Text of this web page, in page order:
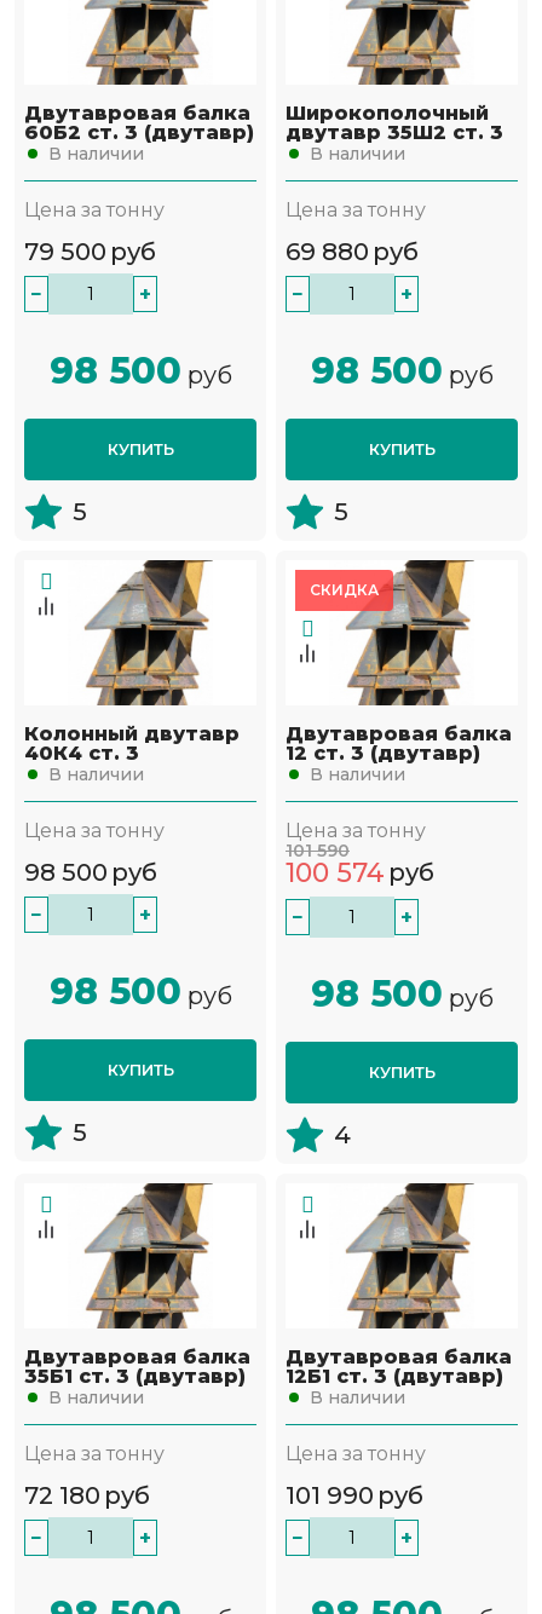
Двутавровая балка
60Б2 ст. 3 (двутавр)
В наличии
Цена за тонну
79 500 руб
− +
98 500 руб
КУПИТЬ
5
Широкополочный
двутавр 35Ш2 ст. 3
В наличии
Цена за тонну
69 880 руб
− +
98 500 руб
КУПИТЬ
5
Колонный двутавр
40К4 ст. 3
В наличии
Цена за тонну
98 500 руб
− +
98 500 руб
КУПИТЬ
5
СКИДКА
Двутавровая балка
12 ст. 3 (двутавр)
В наличии
Цена за тонну
101 590
100 574 руб
− +
98 500 руб
КУПИТЬ
4
Двутавровая балка
35Б1 ст. 3 (двутавр)
В наличии
Цена за тонну
72 180 руб
− +
Двутавровая балка
12Б1 ст. 3 (двутавр)
В наличии
Цена за тонну
101 990 руб
− +